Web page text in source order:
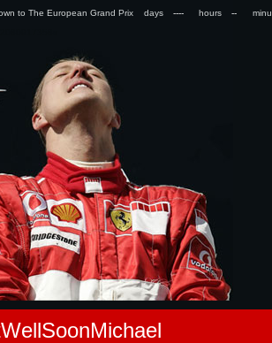
to The European Grand Prix days hours